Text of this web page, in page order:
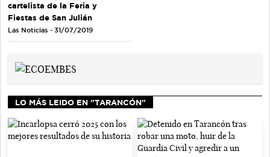
cartelista de la Feria y
Fiestas de San Julián
Las Noticias - 31/07/2019
LO MÁS LEIDO EN "TARANCÓN"